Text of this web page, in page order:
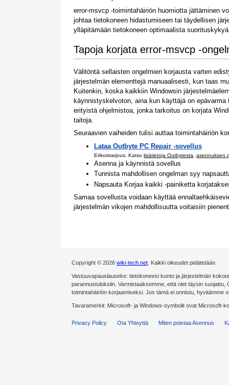
error-msvcp -toimintahäiriön huomiotta jättäminen
johtaa tietokoneen hidastumiseen tai täydellisen
ylläpitämään tietokoneen optimaalista
Tapoja korjata error-msvcp -
Välitöntä sellaisten ongelmien korjausta varten
järjestelmän elementtejä manuaalisesti, kun taas
Kuitenkin, koska kaikkiin Windowsin
käynnistyskelvoton, aina kun käyttäjä on
erityistä ohjelmistoa, jonka tarkoitus on korjata
taitoja.
Seuraavien vaiheiden tulisi auttaa toimintahäiriön
Lataa Outbyte PC Repair -sovellus
Erikoistarjous. Katso lisätietoja Outbytesta asennuksen
Asenna ja käynnistä sovellus
Tunnista mahdollisen ongelman syy
Napsauta Korjaa kaikki -painiketta
Samaa sovellusta voidaan käyttää
järjestelmän vikojen mahdollisuutta voitaisiin
Copyright © 2026 wiki-tech.net . Kaikki oikeudet pidätetään.
Vastuuvapauslauseke: tietokoneesi kunto ja järjestelmän
parannustuloksiin. Varmistaaksemme, että olet täysin
toimintahäiriön korjaamiseksi. Jos tämä ei onnistu,
Tavaramerkit: Microsoft- ja Windows-symbolit ovat Microsoft-
Privacy Policy Ota Yhteyttä Miten poistaa Asennus